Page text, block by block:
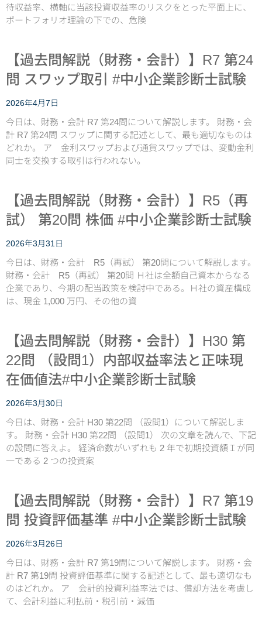
待収益率、横軸に当該投資収益率のリスクをとった平面上に、
ポートフォリオ理論の下での、危険
【過去問解説（財務・会計）】R7 第24
問 スワップ取引 #中小企業診断士試験
2026年4月7日
今日は、財務・会計 R7 第24問について解説します。 財務・会
計 R7 第24問 スワップに関する記述として、最も適切なものは
どれか。 ア 金利スワップおよび通貨スワップでは、変動金利
同士を交換する取引は行われない。
【過去問解説（財務・会計）】R5（再
試） 第20問 株価 #中小企業診断士試験
2026年3月31日
今日は、財務・会計 R5（再試） 第20問について解説します。
財務・会計 R5（再試） 第20問 Ｈ社は全額自己資本からなる
企業であり、今期の配当政策を検討中である。Ｈ社の資産構成
は、現金 1,000 万円、その他の資
【過去問解説（財務・会計）】H30 第
22問 （設問1）内部収益率法と正味現
在価値法#中小企業診断士試験
2026年3月30日
今日は、財務・会計 H30 第22問 （設問1）について解説しま
す。 財務・会計 H30 第22問 （設問1） 次の文章を読んで、下記
の設問に答えよ。 経済命数がいずれも 2 年で初期投資額Ｉが同
一である 2 つの投資案
【過去問解説（財務・会計）】R7 第19
問 投資評価基準 #中小企業診断士試験
2026年3月26日
今日は、財務・会計 R7 第19問について解説します。 財務・会
計 R7 第19問 投資評価基準に関する記述として、最も適切なも
のはどれか。 ア 会計的投資利益率法では、償却方法を考慮し
て、会計利益に利払前・税引前・減価